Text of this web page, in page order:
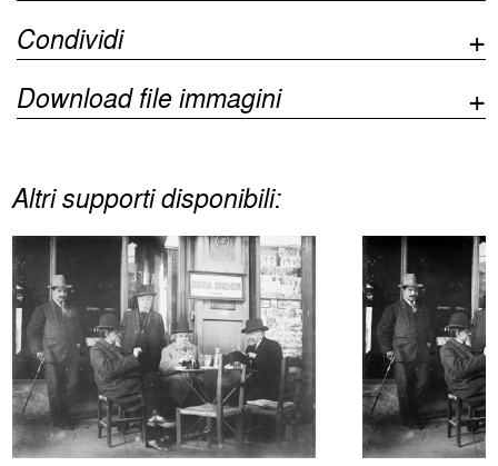
Condividi
Download file immagini
Altri supporti disponibili: